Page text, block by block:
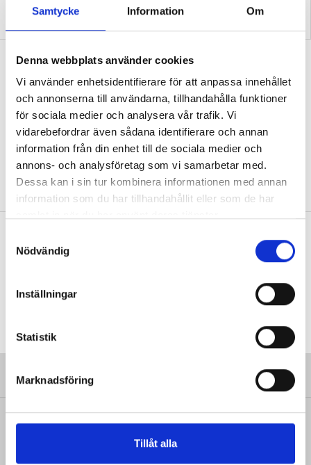
Samtycke Information Om
Denna webbplats använder cookies
Vi använder enhetsidentifierare för att anpassa innehållet
och annonserna till användarna, tillhandahålla funktioner
för sociala medier och analysera vår trafik. Vi
vidarebefordrar även sådana identifierare och annan
information från din enhet till de sociala medier och
annons- och analysföretag som vi samarbetar med.
Dessa kan i sin tur kombinera informationen med annan
information som du har tillhandahållit eller som de har
Nödvändig
Inställningar
Statistik
Marknadsföring
Tillåt alla
Stora brister i skolornas
hörselskadan
Nyheter
Arbetsmiljöverkets dom: Så brast
huvudmännnens smittskydd
Arbetsgivarna har brustit
arbetsmiljörisk. Det är slutsatsen efter
Arbetsmiljöverkets inspektion av
riskbranscher under covid.
Dålig luft i klassrummet – vad kan jag
FRÅGA EXPERTEN
SENAST FRÅN VÅRA TIDNINGAR